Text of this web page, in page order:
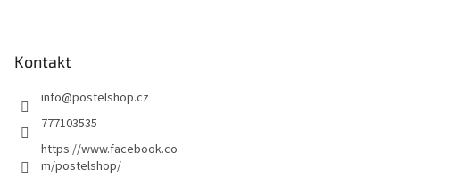
Kontakt
info@postelshop.cz
777103535
https://www.facebook.co
m/postelshop/